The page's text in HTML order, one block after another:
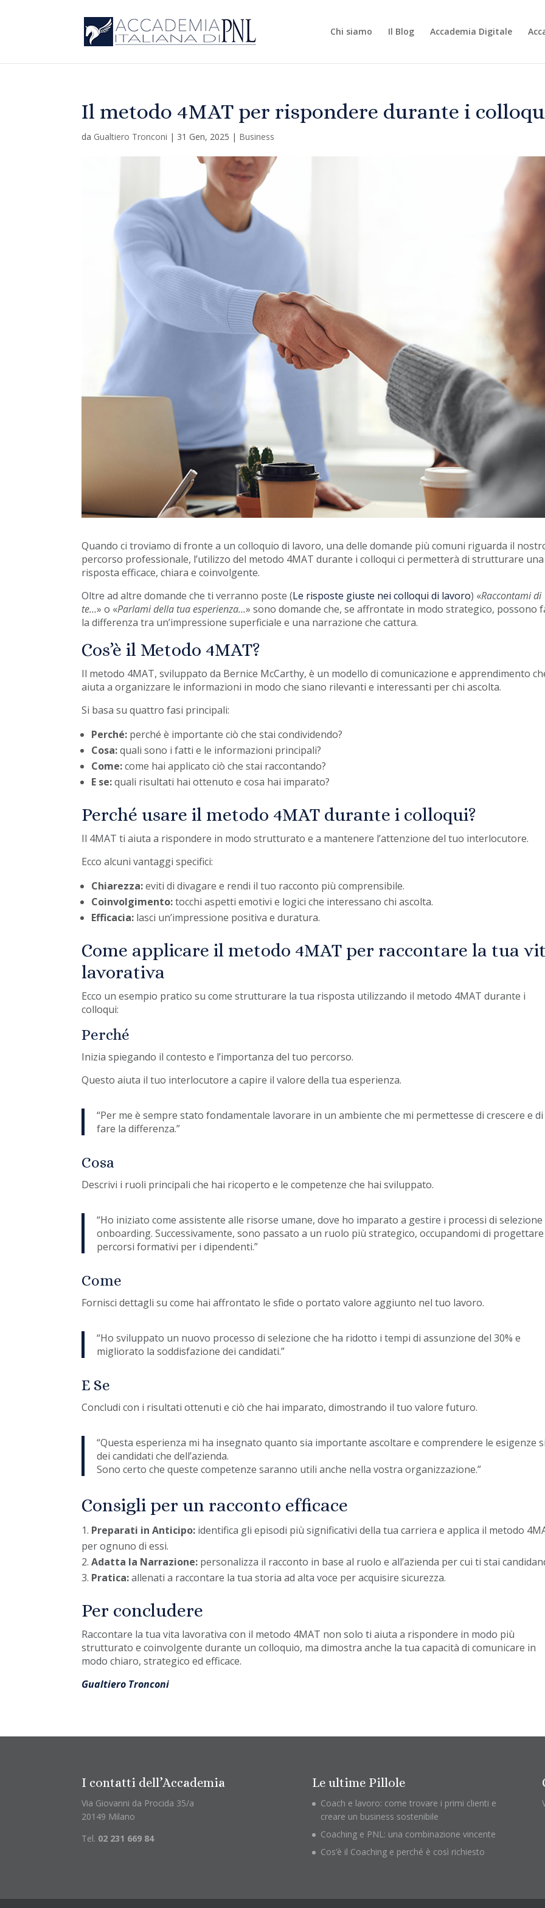
Chi siamo Il Blog Accademia Digitale
Il metodo 4MAT per rispondere durante i
da Gualtiero Tronconi | 31 Gen, 2025 | Business
Quando ci troviamo di fronte a un colloquio di lavoro, una delle domande più comuni riguarda il
percorso professionale, l’utilizzo del metodo 4MAT durante i colloqui ci permetterà di strutturare una
risposta efficace, chiara e coinvolgente.
Oltre ad altre domande che ti verranno poste (Le risposte giuste nei colloqui di lavoro) «Raccontami di
te…» o «Parlami della tua esperienza…» sono domande che, se affrontate in modo strategico, possono
la differenza tra un’impressione superficiale e una narrazione che cattura.
Cos’è il Metodo 4MAT?
Il metodo 4MAT, sviluppato da Bernice McCarthy, è un modello di comunicazione e apprendimento
aiuta a organizzare le informazioni in modo che siano rilevanti e interessanti per chi ascolta.
Si basa su quattro fasi principali:
Perché: perché è importante ciò che stai condividendo?
Cosa:quali sono i fatti e le informazioni principali?
Come:come hai applicato ciò che stai raccontando?
E se:quali risultati hai ottenuto e cosa hai imparato?
Perché usare il metodo 4MAT durante i colloqui?
Il 4MAT ti aiuta a rispondere in modo strutturato e a mantenere l’attenzione del tuo interlocutore.
Ecco alcuni vantaggi specifici:
Chiarezza:eviti di divagare e rendi il tuo racconto più comprensibile.
Coinvolgimento:tocchi aspetti emotivi e logici che interessano chi ascolta.
Efficacia: lasci un’impressione positiva e duratura.
Come applicare il metodo 4MAT per raccontare la tua
lavorativa
Ecco un esempio pratico su come strutturare la tua risposta utilizzando il metodo 4MAT durante i
colloqui:
Perché
Inizia spiegando il contesto e l’importanza del tuo percorso.
Questo aiuta il tuo interlocutore a capire il valore della tua esperienza.
“Per me è sempre stato fondamentale lavorare in un ambiente che mi permettesse di crescere e di
fare la differenza.”
Cosa
Descrivi i ruoli principali che hai ricoperto e le competenze che hai sviluppato.
“Ho iniziato come assistente alle risorse umane, dove ho imparato a gestire i processi di selezione
onboarding. Successivamente, sono passato a un ruolo più strategico, occupandomi di progettare
percorsi formativi per i dipendenti.”
Come
Fornisci dettagli su come hai affrontato le sfide o portato valore aggiunto nel tuo lavoro.
“Ho sviluppato un nuovo processo di selezione che ha ridotto i tempi di assunzione del 30% e
migliorato la soddisfazione dei candidati.”
E Se
Concludi con i risultati ottenuti e ciò che hai imparato, dimostrando il tuo valore futuro.
“Questa esperienza mi ha insegnato quanto sia importante ascoltare e comprendere le esigenze
dei candidati che dell’azienda.
Sono certo che queste competenze saranno utili anche nella vostra organizzazione.”
Consigli per un racconto efficace
Preparati in Anticipo: identifica gli episodi più significativi della tua carriera e applica il metodo
per ognuno di essi.
Adatta la Narrazione: personalizza il racconto in base al ruolo e all’azienda per cui ti stai
Pratica:allenati a raccontare la tua storia ad alta voce per acquisire sicurezza.
Per concludere
Raccontare la tua vita lavorativa con il metodo 4MAT non solo ti aiuta a rispondere in modo più
strutturato e coinvolgente durante un colloquio, ma dimostra anche la tua capacità di comunicare in
modo chiaro, strategico ed efficace.
Gualtiero Tronconi
I contatti dell’Accademia
Via Giovanni da Procida 35/a
20149 Milano
Tel. 02 231 669 84
Le ultime Pillole
Coach e lavoro: come trovare i primi clienti e
creare un business sostenibile
Coaching e PNL: una combinazione vincente
Cos’è il Coaching e perché è così richiesto